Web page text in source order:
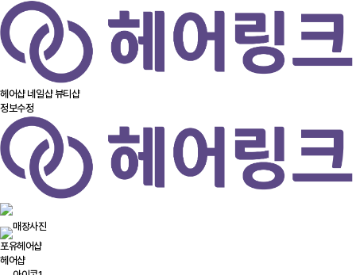
헤어샵 네일샵뷰티샵
정보수정
포유헤어샵
헤어샵